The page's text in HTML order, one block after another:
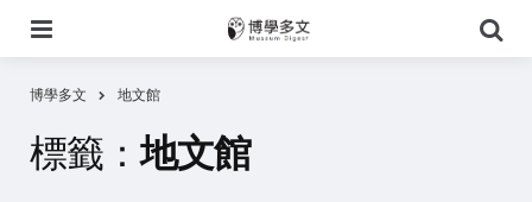
尋
博學多文 地文館
標籤：地文館